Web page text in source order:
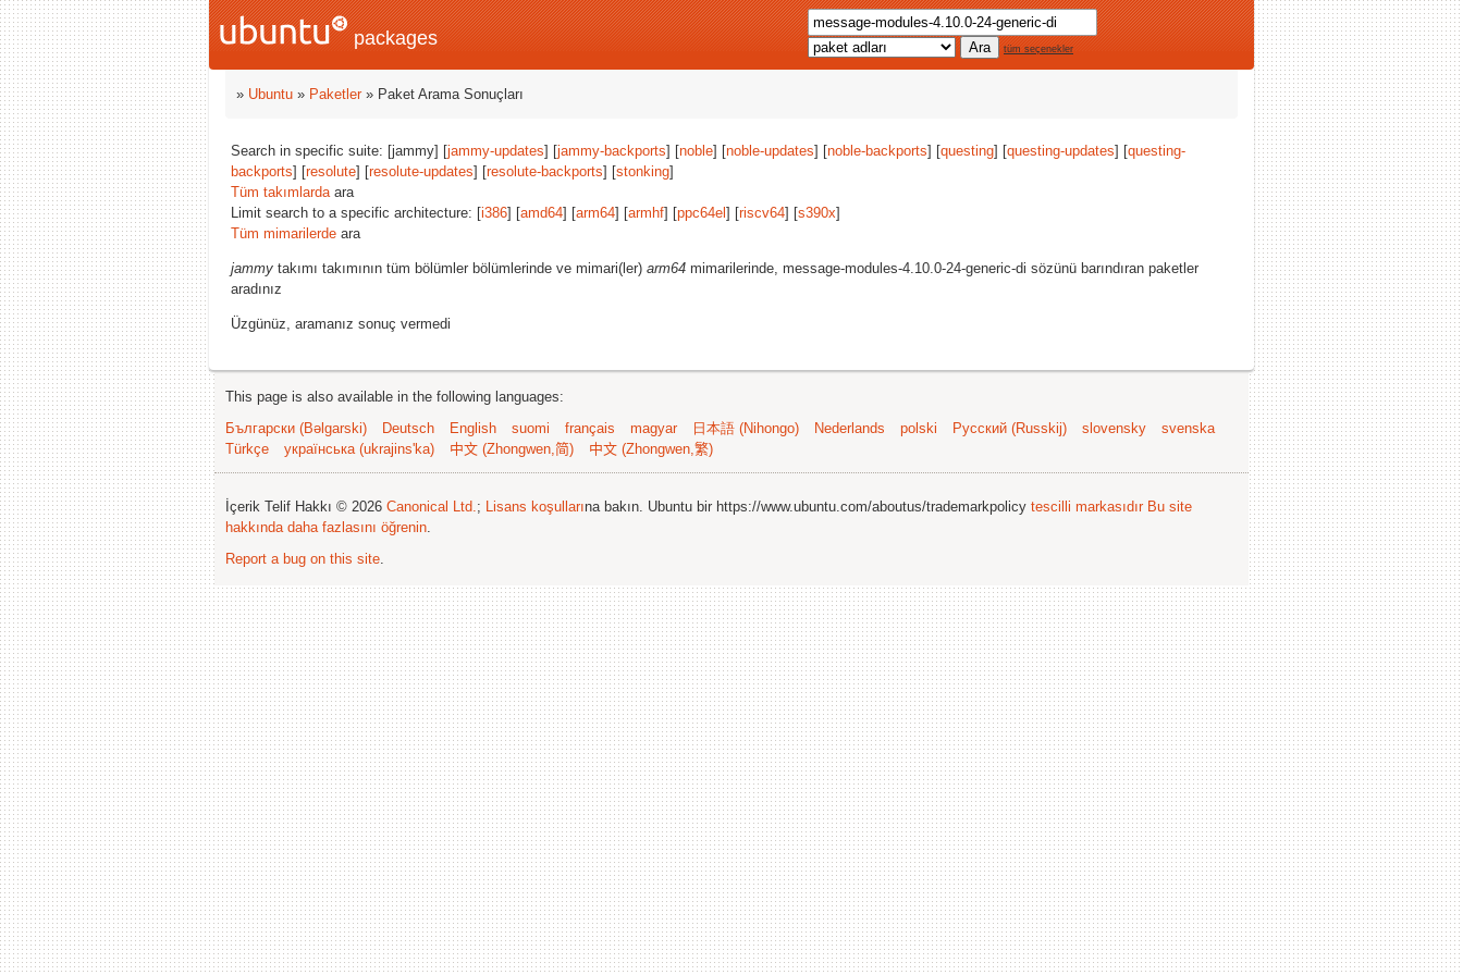
packages tüm seçenekler
» Ubuntu » Paketler» Paket Arama Sonuçları
Search in specific suite: [jammy] [jammy-updates] [jammy-backports] [noble] [noble-updates] [noble-backports] [questing] [questing-updates] [questing-
backports] [resolute] [resolute-updates] [resolute-backports] [stonking]
Tüm takımlardaara
Limit search to a specific architecture: [i386] [amd64] [arm64] [armhf] [ppc64el ] [riscv64] [s390x]
Tüm mimarilerde ara
jammy takımı takımının tüm bölümler bölümlerinde ve mimari(ler) arm64 mimarilerinde, message-modules-4.10.0-24-generic-di sözünü barındıran paketler
aradınız
Üzgünüz, aramanız sonuç vermedi
This page is also available in the following languages:
Български (Bəlgarski)
Deutsch English suomi français magyar 日本語 (Nihongo) Nederlands polski Русский (Russkij) slovensky
svenska
Türkçe
українська (ukrajins'ka) 中文 (Zhongwen,简) 中文 (Zhongwen,繁)
İçerik Telif Hakkı © 2026 Canonical Ltd.; Lisans koşullarına bakın. Ubuntu bir https://www.ubuntu.com/aboutus/trademarkpolicy tescilli markasıdır Bu site
hakkında daha fazlasını öğrenin.
Report a bug on this site.